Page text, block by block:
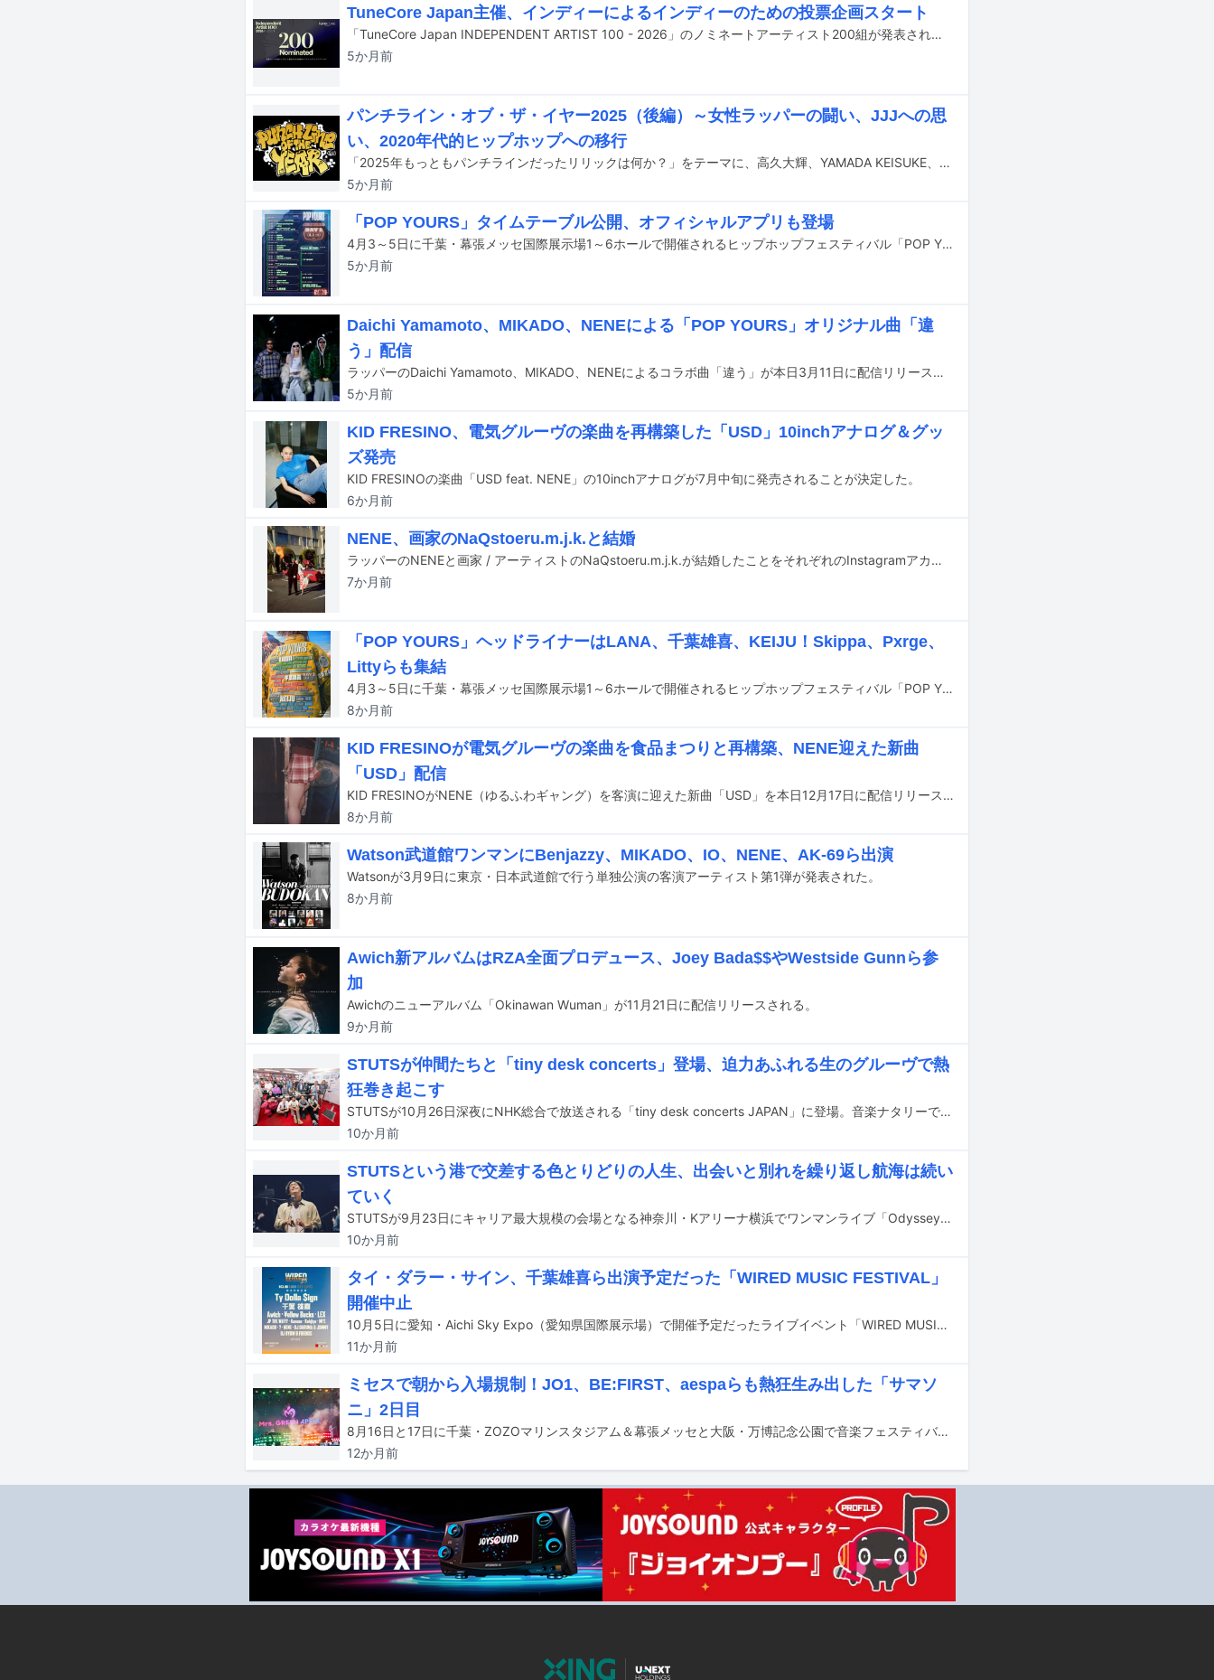
TuneCore Japan主催、インディーによるインディーのための投票企画スタート
「TuneCore Japan INDEPENDENT ARTIST 100 - 2026」のノミネートアーティスト200組が発表された。
5か月前
パンチライン・オブ・ザ・イヤー2025（後編）～女性ラッパーの闘い、JJJへの思
い、2020年代的ヒップホップへの移行
「2025年もっともパンチラインだったリリックは何か？」をテーマに、高久大輝、YAMADA KEISUKE、ポーザー白石、渡辺志保という4人の有識者たちが日本語ラップについて語り合う短期連載「パンチライン・オブ・ザ・イヤー2025」。ここまで前編と中編で、「RAPSTAR 2025」の熱狂やラッパーたちが描く社会などについて語り合ってきたが、最終回となる後編では、ミソジニーと対峙しながら自分らしさを貫く女性ラッパーたちの闘いや、新たなスターが台頭するシーンの“地殻変動”に光を当てる。そしていよいよ、2025年を象徴する最高のパンチラインが決定。果たして、今回の「パンチライン・オブ・ザ・イヤー」に輝いたのはどのリリックか……？
5か月前
「POP YOURS」タイムテーブル公開、オフィシャルアプリも登場
4月3～5日に千葉・幕張メッセ国際展示場1～6ホールで開催されるヒップホップフェスティバル「POP YOURS 2026」のタイムテーブルが発表された。
5か月前
Daichi Yamamoto、MIKADO、NENEによる「POP YOURS」オリジナル曲「違
う」配信
ラッパーのDaichi Yamamoto、MIKADO、NENEによるコラボ曲「違う」が本日3月11日に配信リリースされた。
5か月前
KID FRESINO、電気グルーヴの楽曲を再構築した「USD」10inchアナログ＆グッ
ズ発売
KID FRESINOの楽曲「USD feat. NENE」の10inchアナログが7月中旬に発売されることが決定した。
6か月前
NENE、画家のNaQstoeru.m.j.k.と結婚
ラッパーのNENEと画家 / アーティストのNaQstoeru.m.j.k.が結婚したことをそれぞれのInstagramアカウントで発表した。
7か月前
「POP YOURS」ヘッドライナーはLANA、千葉雄喜、KEIJU！Skippa、Pxrge、
Littyらも集結
4月3～5日に千葉・幕張メッセ国際展示場1～6ホールで開催されるヒップホップフェスティバル「POP YOURS 2026」の第1弾アーティストラインナップ37組が発表された。
8か月前
KID FRESINOが電気グルーヴの楽曲を食品まつりと再構築、NENE迎えた新曲
「USD」配信
KID FRESINOがNENE（ゆるふわギャング）を客演に迎えた新曲「USD」を本日12月17日に配信リリースした。
8か月前
Watson武道館ワンマンにBenjazzy、MIKADO、IO、NENE、AK-69ら出演
Watsonが3月9日に東京・日本武道館で行う単独公演の客演アーティスト第1弾が発表された。
8か月前
Awich新アルバムはRZA全面プロデュース、Joey Bada$$やWestside Gunnら参
加
Awichのニューアルバム「Okinawan Wuman」が11月21日に配信リリースされる。
9か月前
STUTSが仲間たちと「tiny desk concerts」登場、迫力あふれる生のグルーヴで熱
狂巻き起こす
STUTSが10月26日深夜にNHK総合で放送される「tiny desk concerts JAPAN」に登場。音楽ナタリーでは9月に行われた番組収録を取材した。
10か月前
STUTSという港で交差する色とりどりの人生、出会いと別れを繰り返し航海は続い
ていく
STUTSが9月23日にキャリア最大規模の会場となる神奈川・Kアリーナ横浜でワンマンライブ「Odyssey」を開催した。
10か月前
タイ・ダラー・サイン、千葉雄喜ら出演予定だった「WIRED MUSIC FESTIVAL」
開催中止
10月5日に愛知・Aichi Sky Expo（愛知県国際展示場）で開催予定だったライブイベント「WIRED MUSIC FESTIVAL' 25」の中止が発表された。
11か月前
ミセスで朝から入場規制！JO1、BE:FIRST、aespaらも熱狂生み出した「サマソ
ニ」2日目
8月16日と17日に千葉・ZOZOマリンスタジアム＆幕張メッセと大阪・万博記念公園で音楽フェスティバル「SUMMER SONIC 2025」が開催された。音楽ナタリーではサマソニ幕張公演の2日間と、その前夜祭として幕張メッセで8月15日夜から開催されたオールナイトイベント「SONICMANIA」について3本の記事に分けてレポート。この記事ではサマソニ2日目の模様を国内アーティストのライブを中心に伝える。
12か月前